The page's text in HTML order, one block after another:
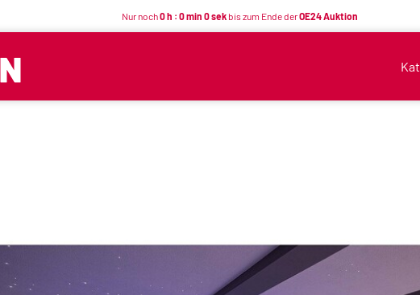
Nur noch0 h : 0 min 0 sekbis zum Ende derOE24 Auktion